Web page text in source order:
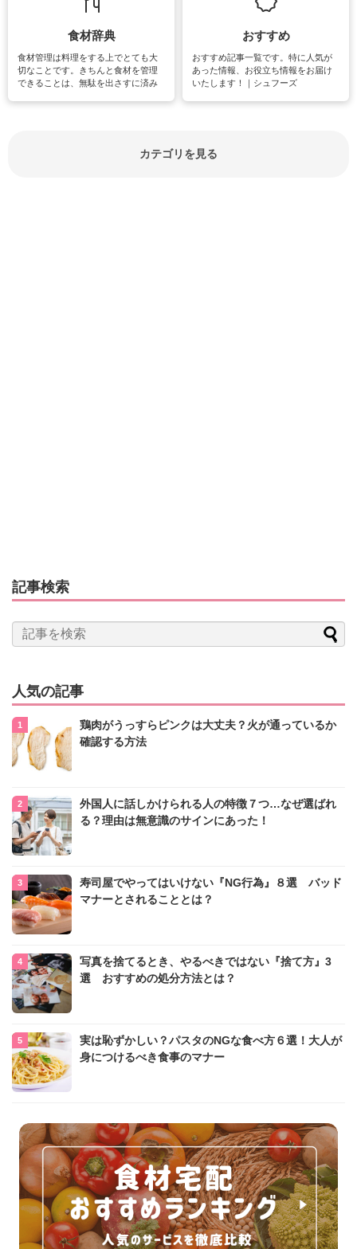
紹介しています。
食材辞典
食材管理は料理をする上でとても大
切なことです。きちんと食材を管理
できることは、無駄を出さすに済み
おすすめ
おすすめ記事一覧です。特に人気が
あった情報、お役立ち情報をお届け
いたします！｜シュフーズ
カテゴリを見る
記事検索
人気の記事
鶏肉がうっすらピンクは大丈夫？火が通っているか
確認する方法
外国人に話しかけられる人の特徴７つ…なぜ選ばれ
る？理由は無意識のサインにあった！
寿司屋でやってはいけない『NG行為』８選 バッド
マナーとされることとは？
写真を捨てるとき、やるべきではない『捨て方』3
選 おすすめの処分方法とは？
実は恥ずかしい？パスタのNGな食べ方６選！大人が
身につけるべき食事のマナー